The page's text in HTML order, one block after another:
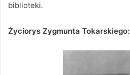
biblioteki.
Życiorys Zygmunta Tokarskiego: